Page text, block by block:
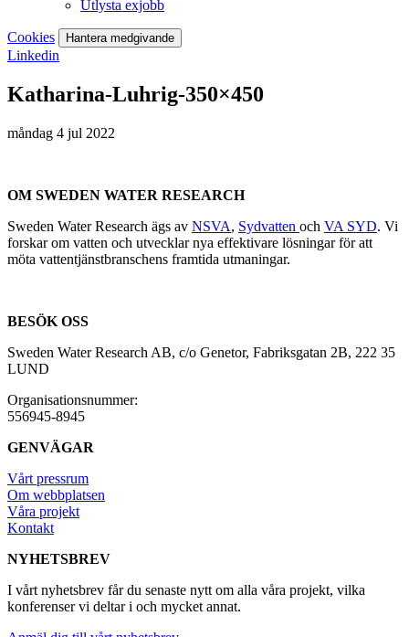
Utlysta exjobb
Cookies Hantera medgivande
Linkedin
Katharina-Luhrig-350×450
måndag 4 jul 2022
OM SWEDEN WATER RESEARCH
Sweden Water Research ägs av NSVA, Sydvatten och VA SYD. Vi
forskar om vatten och utvecklar nya effektivare lösningar för att
möta vattentjänstbranschens framtida utmaningar.
BESÖK OSS
Sweden Water Research AB, c/o Genetor, Fabriksgatan 2B, 222 35
LUND
Organisationsnummer:
556945-8945
GENVÄGAR
Vårt pressrum
Om webbplatsen
Våra projekt
Kontakt
NYHETSBREV
I vårt nyhetsbrev får du senaste nytt om alla våra projekt, vilka
konferenser vi deltar i och mycket annat.